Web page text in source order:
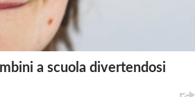
a scuola divertendosi